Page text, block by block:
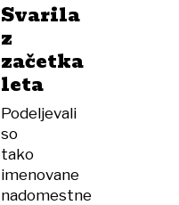
Svarila
z
začetka
leta
Podeljevali
so
tako
imenovane
nadomestne